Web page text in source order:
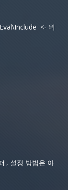
<- 위
, 설정 방법은 아